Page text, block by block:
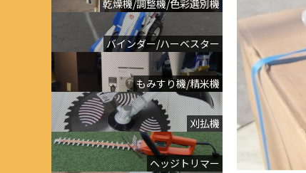
乾燥機/調整機/色彩選別機
バインダー/ハーベスター
もみすり機/精米機
刈払機
ヘッジトリマー